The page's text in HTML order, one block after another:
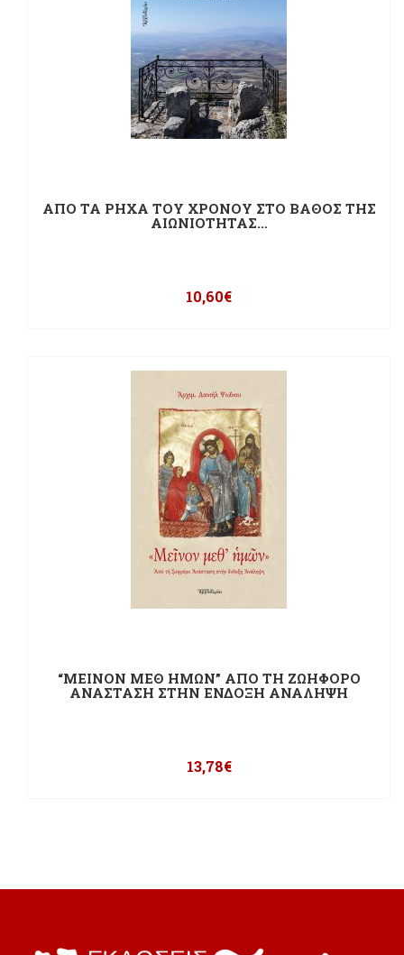
ΑΠΟ ΤΑ ΡΗΧΑ ΤΟΥ ΧΡΟΝΟΥ ΣΤΟ ΒΑΘΟΣ ΤΗΣ
ΑΙΩΝΙΟΤΗΤΑΣ…
10,60€
“ΜΕΙΝΟΝ ΜΕΘ ΗΜΩΝ” ΑΠΟ ΤΗ ΖΩΗΦΟΡΟ
ΑΝΑΣΤΑΣΗ ΣΤΗΝ ΕΝΔΟΞΗ ΑΝΑΛΗΨΗ
13,78€